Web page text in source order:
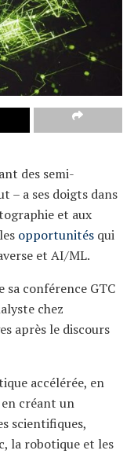
des semi-
– a ses doigts dans
et aux
opportunités qui
et AI/ML.
sa conférence GTC
chez
après le discours
accélérée, en
créant un
scientifiques,
la robotique et les